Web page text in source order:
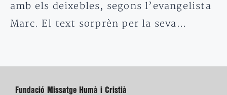
amb els deixebles, segons l’evangelista
Marc. El text sorprèn per la seva…
Fundació Missatge Humà i Cristià